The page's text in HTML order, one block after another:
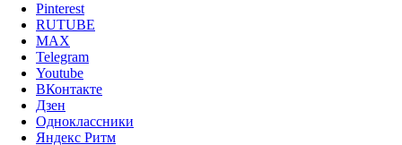
Pinterest
RUTUBE
MAX
Telegram
Youtube
ВКонтакте
Дзен
Одноклассники
Яндекс Ритм